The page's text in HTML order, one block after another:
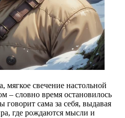
мягкое свечение настольной
– словно время остановилось
сама за себя, выдавая
где рождаются мысли и